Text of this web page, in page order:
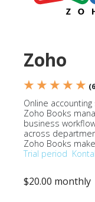
Zoho
★ ★ ★ ★ ★
Online
Zoho Books
business
across
Zoho Books
Trial period
$20.00 monthly